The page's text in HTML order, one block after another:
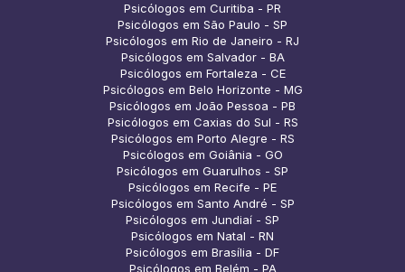
Psicólogos em Curitiba - PR
Psicólogos em São Paulo - SP
Psicólogos em Rio de Janeiro - RJ
Psicólogos em Salvador - BA
Psicólogos em Fortaleza - CE
Psicólogos em Belo Horizonte - MG
Psicólogos em João Pessoa - PB
Psicólogos em Caxias do Sul - RS
Psicólogos em Porto Alegre - RS
Psicólogos em Goiânia - GO
Psicólogos em Guarulhos - SP
Psicólogos em Recife - PE
Psicólogos em Santo André - SP
Psicólogos em Jundiaí - SP
Psicólogos em Natal - RN
Psicólogos em Brasília - DF
Psicólogos em Belém - PA